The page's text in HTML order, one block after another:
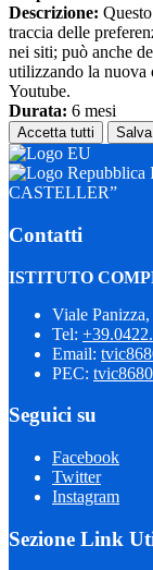
Descrizione:
traccia delle
nei siti; può anche
utilizzando la nuova
Youtube.
Durata: 6 mesi
Accetta tutti
CASTELLER”
Contatti
ISTITUTO
Viale
Tel:
Email:
PEC:
Seguici su
Facebook
Twitter
Instagram
Sezione Link